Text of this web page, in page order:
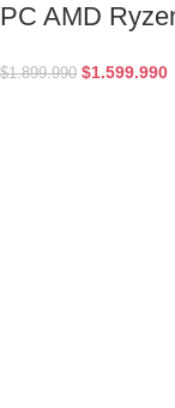
PC AMD
$1.899.990 $1.599.990